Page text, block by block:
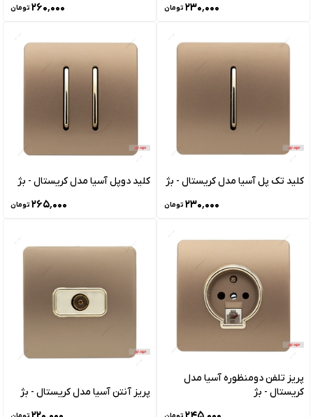
۲۳۰٬۰۰۰ تومان ۲۶۰٬۰۰۰ تومان
کلید تک پل آسیا مدل کریستال - بژ
۲۳۰٬۰۰۰ تومان
کلید دوپل آسیا مدل کریستال - بژ
۲۶۵٬۰۰۰ تومان
پریز تلفن دومنظوره آسیا مدل
کریستال - بژ
پریز آنتن آسیا مدل کریستال - بژ